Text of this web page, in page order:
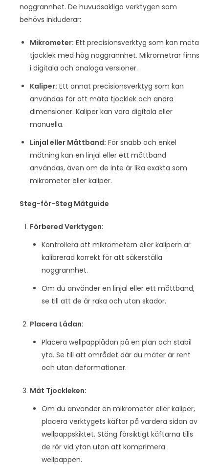
noggrannhet. De huvudsakliga verktygen som
behövs inkluderar:
Mikrometer: Ett precisionsverktyg som kan mäta
tjocklek med hög noggrannhet. Mikrometrar finns
i digitala och analoga versioner.
Kaliper: Ett annat precisionsverktyg som kan
användas för att mäta tjocklek och andra
dimensioner. Kaliper kan vara digitala eller
manuella.
Linjal eller Måttband: För snabb och enkel
mätning kan en linjal eller ett måttband
användas, även om de inte är lika exakta som
mikrometer eller kaliper.
Steg-för-Steg Mätguide
Förbered Verktygen:
Kontrollera att mikrometern eller kalipern är
kalibrerad korrekt för att säkerställa
noggrannhet.
Om du använder en linjal eller ett måttband,
se till att de är raka och utan skador.
Placera Lådan:
Placera wellpapplådan på en plan och stabil
yta. Se till att området där du mäter är rent
och utan deformationer.
Mät Tjockleken:
Om du använder en mikrometer eller kaliper,
placera verktygets käftar på vardera sidan av
wellpappskiktet. Stäng försiktigt käftarna tills
de rör vid ytan utan att komprimera
wellpappen.